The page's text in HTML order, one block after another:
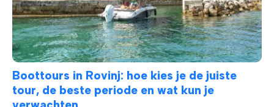
Boottours in Rovinj: hoe kies je de juiste
tour, de beste periode en wat kun je